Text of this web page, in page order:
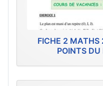
FICHE 2 MATHS
POINTS